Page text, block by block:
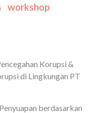
workshop
Korupsi &
di Lingkungan PT
berdasarkan